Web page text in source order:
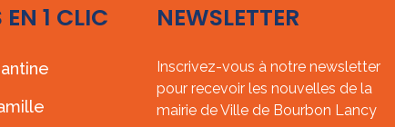
EN 1 CLIC NEWSLETTER
Inscrivez-vous à notre newsletter
pour recevoir les nouvelles de la
mairie de Ville de Bourbon Lancy